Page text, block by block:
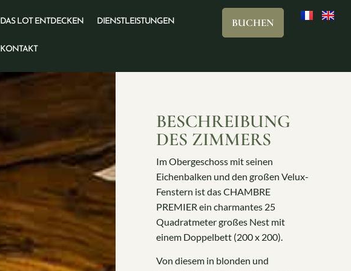
DAS LOT ENTDECKEN DIENSTLEISTUNGEN
KONTAKT
BUCHEN
BESCHREIBUNG
DES ZIMMERS
Im Obergeschoss mit seinen
Eichenbalken und den großen Velux-
Fenstern ist das CHAMBRE
PREMIER ein charmantes 25
Quadratmeter großes Nest mit
einem Doppelbett (200 x 200).
Von diesem in blonden und